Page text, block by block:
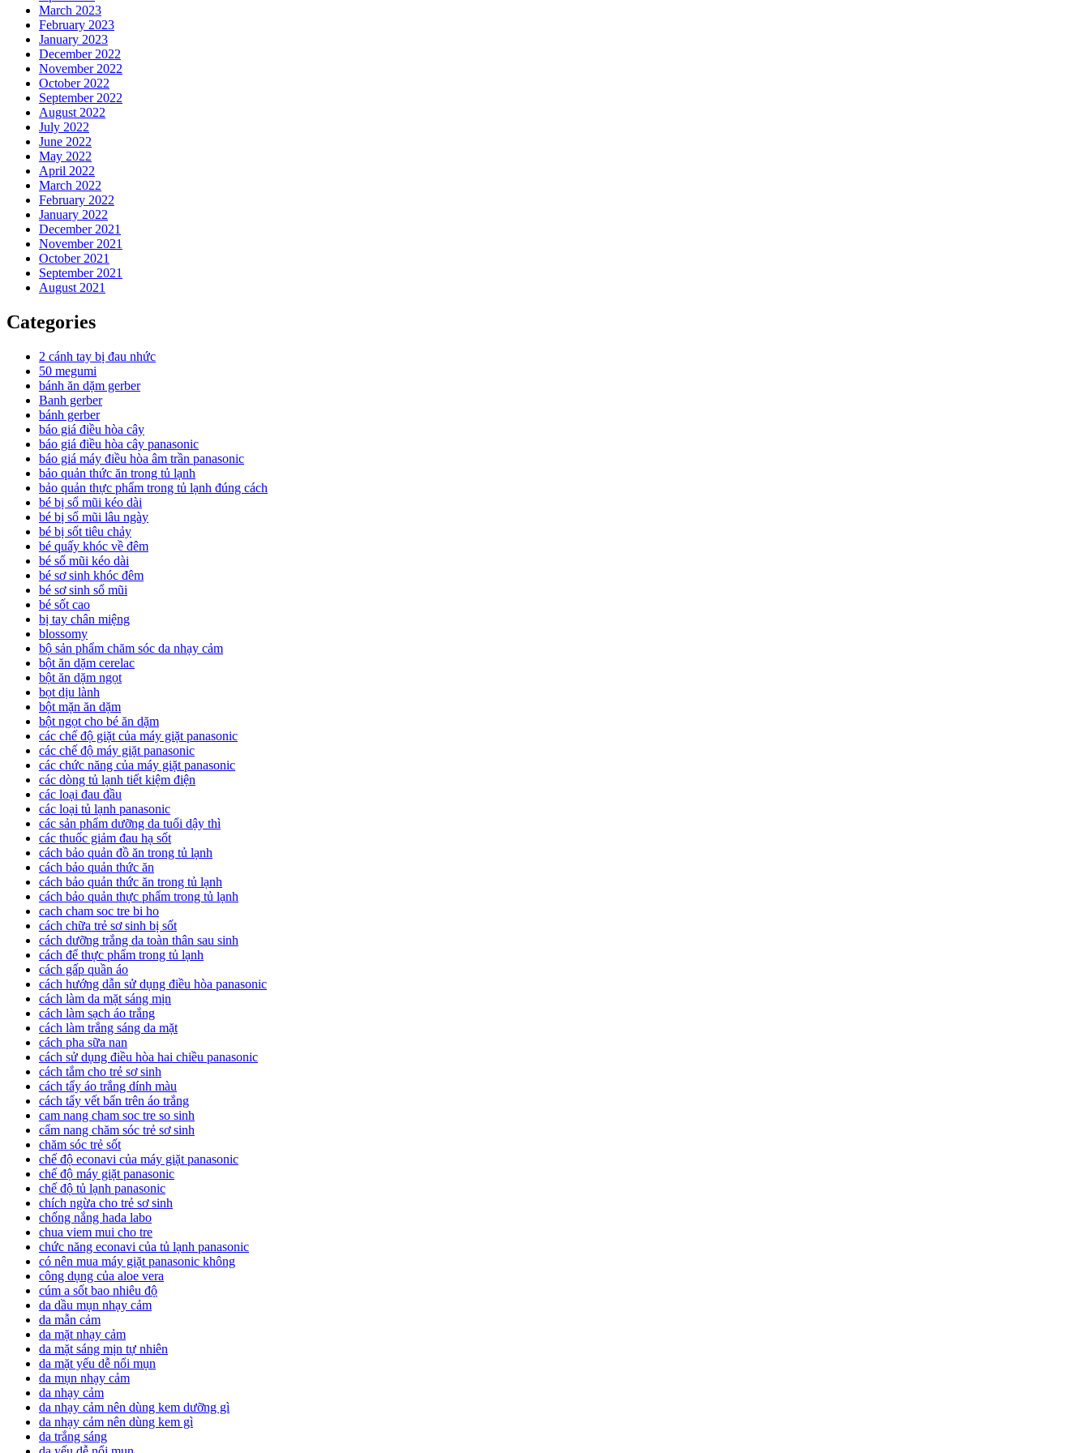
March 2023
February 2023
January 2023
December 2022
November 2022
October 2022
September 2022
August 2022
July 2022
June 2022
May 2022
April 2022
March 2022
February 2022
January 2022
December 2021
November 2021
October 2021
September 2021
August 2021
Categories
2 cánh tay bị đau nhức
50 megumi
bánh ăn dặm gerber
Banh gerber
bánh gerber
báo giá điều hòa cây
báo giá điều hòa cây panasonic
báo giá máy điều hòa âm trần panasonic
bảo quản thức ăn trong tủ lạnh
bảo quản thực phẩm trong tủ lạnh đúng cách
bé bị sổ mũi kéo dài
bé bị sổ mũi lâu ngày
bé bị sốt tiêu chảy
bé quấy khóc về đêm
bé sổ mũi kéo dài
bé sơ sinh khóc đêm
bé sơ sinh sổ mũi
bé sốt cao
bị tay chân miệng
blossomy
bộ sản phẩm chăm sóc da nhạy cảm
bột ăn dặm cerelac
bột ăn dặm ngọt
bọt dịu lành
bột mặn ăn dặm
bột ngọt cho bé ăn dặm
các chế độ giặt của máy giặt panasonic
các chế độ máy giặt panasonic
các chức năng của máy giặt panasonic
các dòng tủ lạnh tiết kiệm điện
các loại đau đầu
các loại tủ lạnh panasonic
các sản phẩm dưỡng da tuổi dậy thì
các thuốc giảm đau hạ sốt
cách bảo quản đồ ăn trong tủ lạnh
cách bảo quản thức ăn
cách bảo quản thức ăn trong tủ lạnh
cách bảo quản thực phẩm trong tủ lạnh
cach cham soc tre bi ho
cách chữa trẻ sơ sinh bị sốt
cách dưỡng trắng da toàn thân sau sinh
cách để thực phẩm trong tủ lạnh
cách gấp quần áo
cách hướng dẫn sử dụng điều hòa panasonic
cách làm da mặt sáng mịn
cách làm sạch áo trắng
cách làm trắng sáng da mặt
cách pha sữa nan
cách sử dụng điều hòa hai chiều panasonic
cách tắm cho trẻ sơ sinh
cách tẩy áo trắng dính màu
cách tẩy vết bẩn trên áo trắng
cam nang cham soc tre so sinh
cẩm nang chăm sóc trẻ sơ sinh
chăm sóc trẻ sốt
chế độ econavi của máy giặt panasonic
chế độ máy giặt panasonic
chế độ tủ lạnh panasonic
chích ngừa cho trẻ sơ sinh
chống nắng hada labo
chua viem mui cho tre
chức năng econavi của tủ lạnh panasonic
có nên mua máy giặt panasonic không
công dụng của aloe vera
cúm a sốt bao nhiêu độ
da dầu mụn nhạy cảm
da mẫn cảm
da mặt nhạy cảm
da mặt sáng mịn tự nhiên
da mặt yếu dễ nổi mụn
da mụn nhạy cảm
da nhạy cảm
da nhạy cảm nên dùng kem dưỡng gì
da nhạy cảm nên dùng kem gì
da trắng sáng